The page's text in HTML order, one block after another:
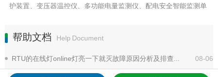
护装置、变压器温控仪、多功能电量监测仪、配电安全智能监测单
帮助文档 Help Document
08-06